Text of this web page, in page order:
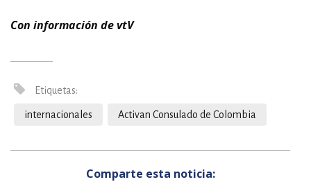
Con información de vtV
Etiquetas:
internacionales Activan Consulado de Colombia
Comparte esta noticia: